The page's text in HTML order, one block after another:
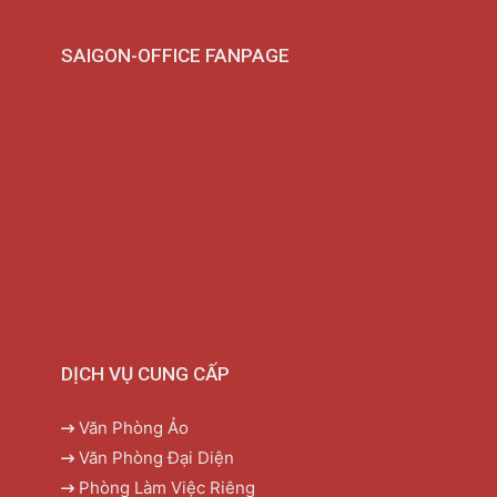
SAIGON-OFFICE FANPAGE
DỊCH VỤ CUNG CẤP
Văn Phòng Ảo
Văn Phòng Đại Diện
Phòng Làm Việc Riêng